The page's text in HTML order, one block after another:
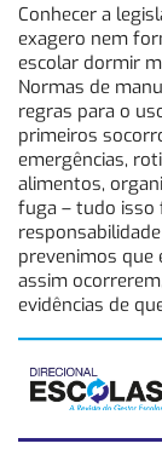
Conhecer a
exagero nem
escolar dormir
Normas de
regras para o
primeiros
emergências,
alimentos,
fuga – tudo isso
prevenimos que
assim
evidências de